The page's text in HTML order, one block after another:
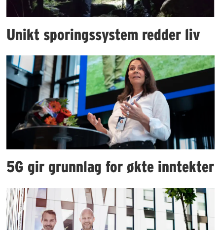
Unikt sporingssystem redder liv
5G gir grunnlag for økte inntekter